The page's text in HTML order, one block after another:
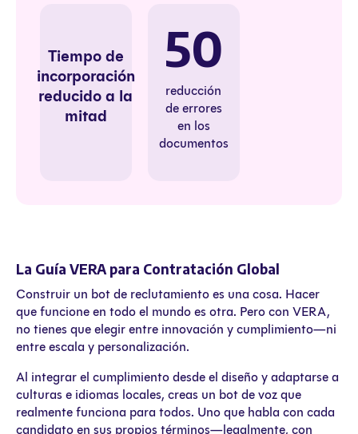
Tiempo de
incorporación
reducido a la
mitad
50
reducción
de errores
en los
documentos
La Guía VERA para Contratación Global
Construir un bot de reclutamiento es una cosa. Hacer
que funcione en todo el mundo es otra. Pero con VERA,
no tienes que elegir entre innovación y cumplimiento—ni
entre escala y personalización.
Al integrar el cumplimiento desde el diseño y adaptarse a
culturas e idiomas locales, creas un bot de voz que
realmente funciona para todos. Uno que habla con cada
candidato en sus propios términos—legalmente, con